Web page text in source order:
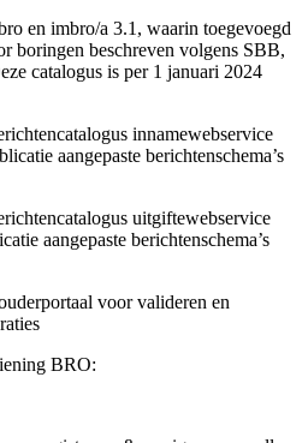
en imbro/a 3.1, waarin toegevoegd
boringen beschreven volgens SBB,
catalogus is per 1 januari 2024
innamewebservice
aangepaste berichtenschema’s
uitgiftewebservice
aangepaste berichtenschema’s
voor valideren en
BRO: